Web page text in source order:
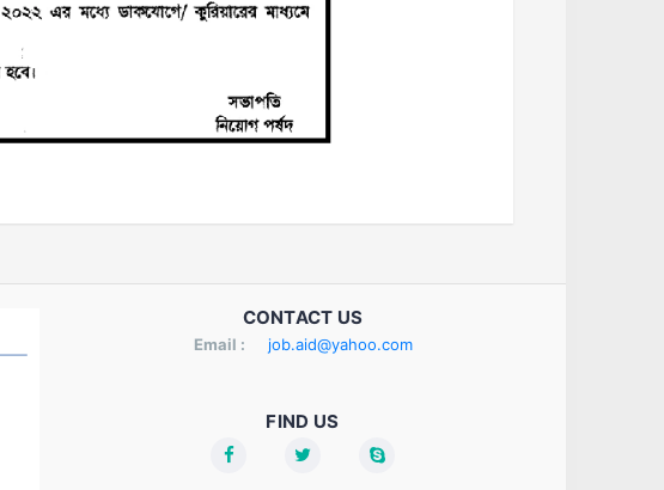
CONTACT US
Email : job.aid@yahoo.com
FIND US